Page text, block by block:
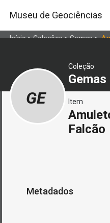
Museu de Geociências
Início>Coleções>Gemas>
Coleção
Gemas
GE Item
Falcão
Metadados